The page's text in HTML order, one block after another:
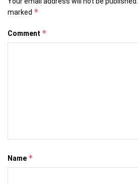
marked *
Comment *
Name *